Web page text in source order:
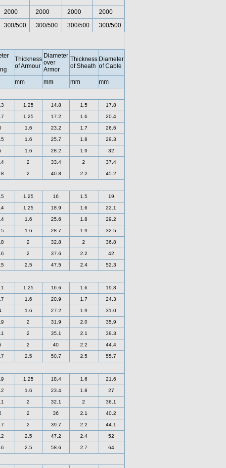
2000 2000 2000
2000
300/500 300/500 300/500 300/500
Thickness
of Armour
Diameter
over
Armor
Thickness
of Sheath
Diameter
of Cable
mm mm mm mm
1.25 14.8 1.5 17.8
1.25 17.2 1.6 20.4
1.6 23.2 1.7 26.6
1.6 25.7 1.8 29.3
1.6 28.2 1.9 32
2 33.4 2 37.4
2 40.8 2.2 45.2
1.25 16 1.5 19
1.25 18.9 1.6 22.1
1.6 25.6 1.8 29.2
1.6 28.7 1.9 32.5
2 32.8 2 36.8
2 37.6 2.2 42
2.5 47.5 2.4 52.3
1.25 16.6 1.6 19.8
1.6 20.9 1.7 24.3
1.6 27.2 1.9 31.0
2 31.9 2.0 35.9
2 35.1 2.1 39.3
2 40 2.2 44.4
2.5 50.7 2.5 55.7
1.25 18.4 1.6 21.6
1.6 23.4 1.8 27
2 32.1 2 36.1
2 36 2.1 40.2
2 39.7 2.2 44.1
2.5 47.2 2.4 52
2.5 58.6 2.7 64